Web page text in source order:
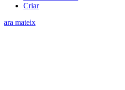
Criar
ara mateix